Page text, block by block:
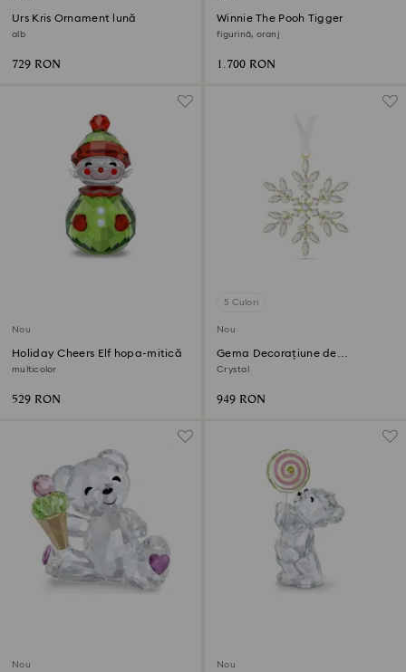
Urs Kris Ornament lună
alb
729 RON
Winnie The Pooh Tigger
figurină, oranj
1.700 RON
Nou
Holiday Cheers Elf hopa-mitică
multicolor
529 RON
5 Culori
Nou
Gema Decorațiune de
sărbătoare
Crystal
949 RON
Nou Nou